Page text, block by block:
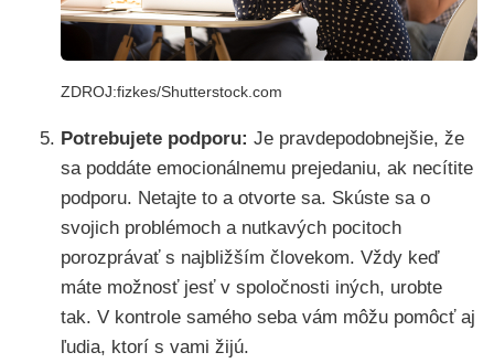
ZDROJ:fizkes/Shutterstock.com
Potrebujete podporu: Je pravdepodobnejšie, že
sa poddáte emocionálnemu prejedaniu, ak necítite
podporu. Netajte to a otvorte sa. Skúste sa o
svojich problémoch a nutkavých pocitoch
porozprávať s najbližším človekom. Vždy keď
máte možnosť jesť v spoločnosti iných, urobte
tak. V kontrole samého seba vám môžu pomôcť aj
ľudia, ktorí s vami žijú.